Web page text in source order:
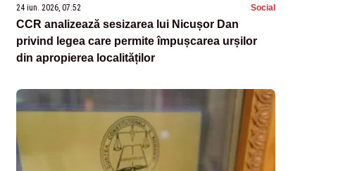
24 iun. 2026, 07:52 Social
CCR analizează sesizarea lui Nicușor Dan
privind legea care permite împușcarea urșilor
din apropierea localităților